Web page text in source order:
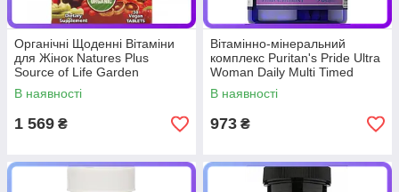
Органічні Щоденні Вітаміни
для Жінок Natures Plus
Source of Life Garden
women's Once Daily Multi (30
(338407)
В наявності
1 569 ₴
Вітамінно-мінеральний
комплекс Puritan's Pride Ultra
Woman Daily Multi Timed
Release (90 капс) (336053)
В наявності
973 ₴